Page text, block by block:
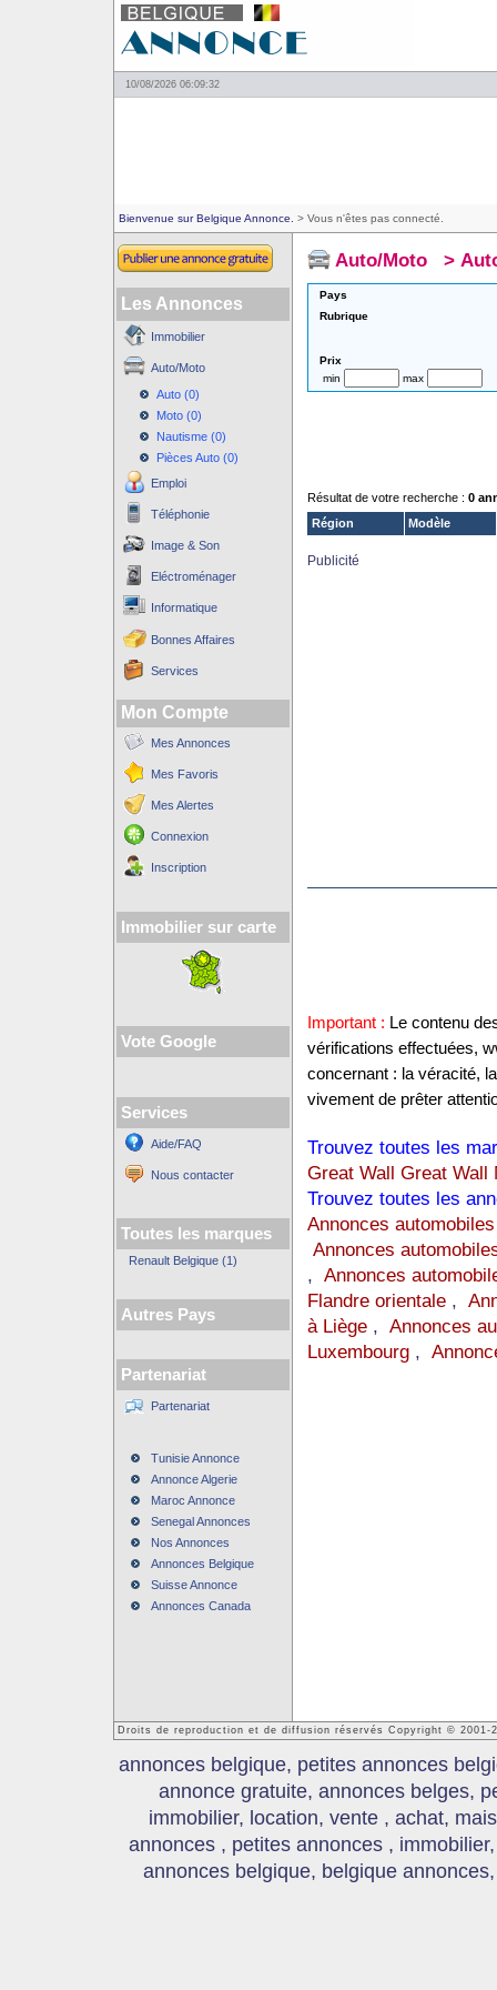
10/08/2026 06:09:32
Bienvenue sur Belgique Annonce. > Vous n'êtes pas connecté.
Les Annonces
Immobilier
Auto/Moto
Auto (0)
Moto (0)
Nautisme (0)
Pièces Auto (0)
Emploi
Téléphonie
Image & Son
Eléctroménager
Informatique
Bonnes Affaires
Services
Mon Compte
Mes Annonces
Mes Favoris
Mes Alertes
Connexion
Inscription
Immobilier sur carte
Vote Google
Services
Aide/FAQ
Nous contacter
Toutes les marques
Renault Belgique (1)
Autres Pays
Partenariat
Partenariat
Tunisie Annonce
Annonce Algerie
Maroc Annonce
Senegal Annonces
Nos Annonces
Annonces Belgique
Suisse Annonce
Annonces Canada
Auto/Moto >
Pays
Rubrique
Prix
min
max
Résultat de votre recherche : 0
Région
Modèle
Publicité
Important : Le contenu
vérifications effectuées,
concernant : la véracité,
vivement de prêter
Trouvez toutes les
Great Wall Great Wall
Trouvez toutes les
Annonces
Annonces
, Annonces
Flandre orientale,
à Liège, Annonces
Luxembourg,
Droits de reproduction et de diffusion réservés Copyright © 2001-
annonces belgique, petites annonces
annonce gratuite, annonces belges,
immobilier, location, vente , achat,
annonces , petites annonces ,
annonces belgique, belgique